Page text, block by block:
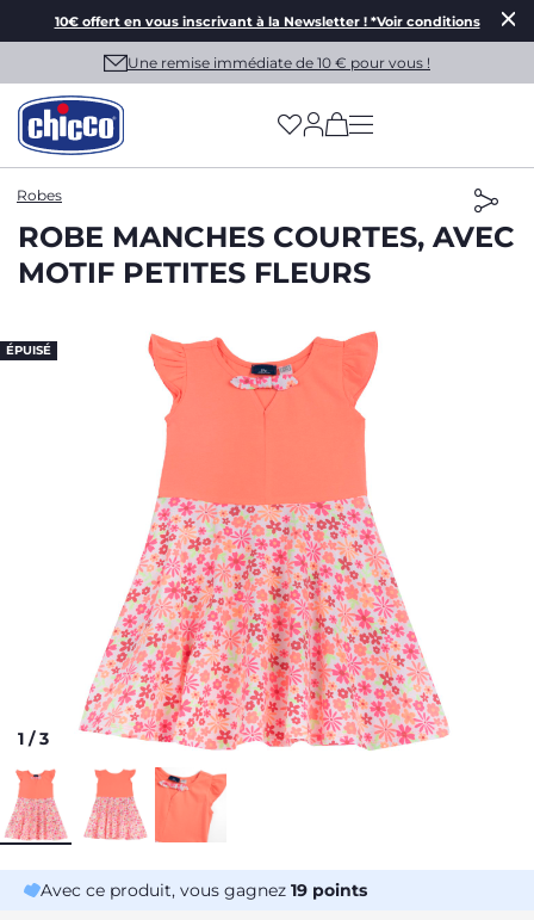
10€ offert en vous inscrivant à la Newsletter ! *Voir conditions
Une remise immédiate de 10 € pour vous !
(has more options
Robes
ROBE MANCHES COURTES, AVEC
MOTIF PETITES FLEURS
ÉPUISÉ
1 /3
Avec ce produit, vous gagnez 19 points